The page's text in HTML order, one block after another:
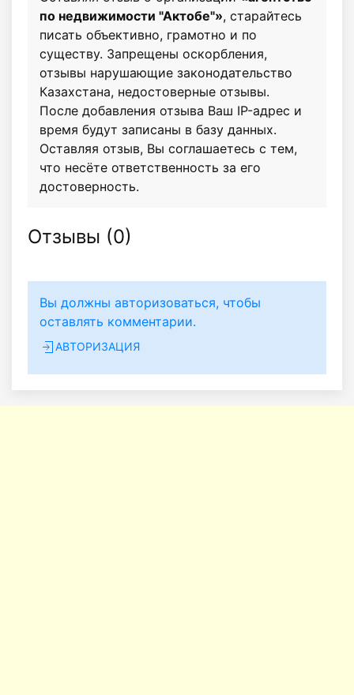
по недвижимости "Актобе"», старайтесь
писать объективно, грамотно и по
существу. Запрещены оскорбления,
отзывы нарушающие законодательство
Казахстана, недостоверные отзывы.
После добавления отзыва Ваш IP-адрес и
время будут записаны в базу данных.
Оставляя отзыв, Вы соглашаетесь с тем,
что несёте ответственность за его
достоверность.
Отзывы (0)
Вы должны авторизоваться, чтобы
оставлять комментарии.
АВТОРИЗАЦИЯ